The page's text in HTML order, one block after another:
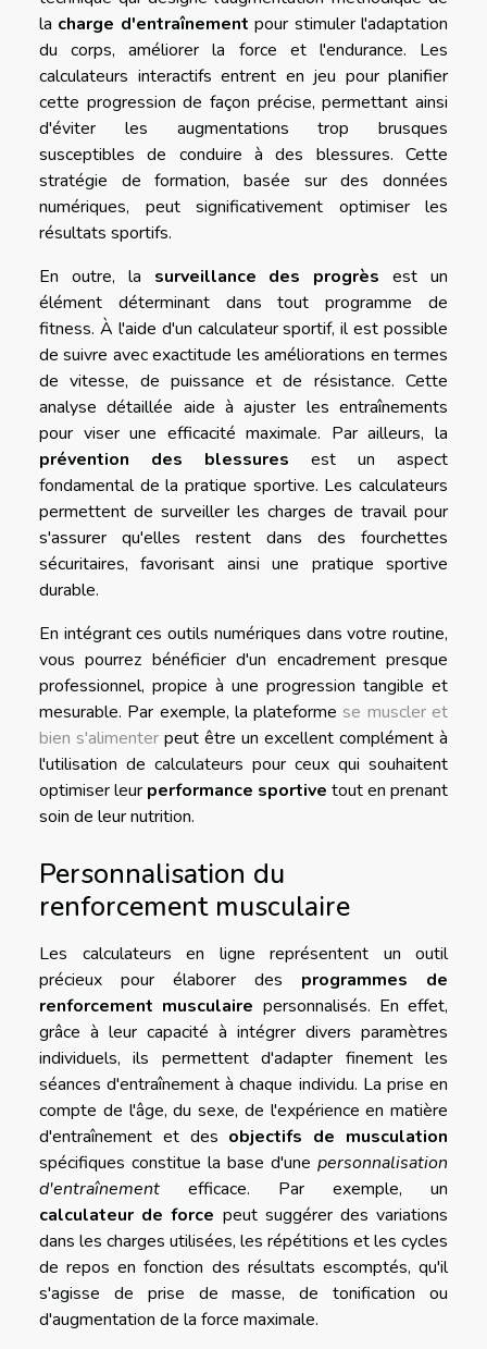
la charge d'entraînement pour stimuler l'adaptation
du corps, améliorer la force et l'endurance. Les
calculateurs interactifs entrent en jeu pour planifier
cette progression de façon précise, permettant ainsi
d'éviter les augmentations trop brusques
susceptibles de conduire à des blessures. Cette
stratégie de formation, basée sur des données
numériques, peut significativement optimiser les
résultats sportifs.
En outre, la surveillance des progrès est un
élément déterminant dans tout programme de
fitness. À l'aide d'un calculateur sportif, il est possible
de suivre avec exactitude les améliorations en termes
de vitesse, de puissance et de résistance. Cette
analyse détaillée aide à ajuster les entraînements
pour viser une efficacité maximale. Par ailleurs, la
prévention des blessures est un aspect
fondamental de la pratique sportive. Les calculateurs
permettent de surveiller les charges de travail pour
s'assurer qu'elles restent dans des fourchettes
sécuritaires, favorisant ainsi une pratique sportive
durable.
En intégrant ces outils numériques dans votre routine,
vous pourrez bénéficier d'un encadrement presque
professionnel, propice à une progression tangible et
mesurable. Par exemple, la plateforme se muscler et
bien s'alimenter peut être un excellent complément à
l'utilisation de calculateurs pour ceux qui souhaitent
optimiser leur performance sportive tout en prenant
soin de leur nutrition.
Personnalisation du
renforcement musculaire
Les calculateurs en ligne représentent un outil
précieux pour élaborer des programmes de
renforcement musculaire personnalisés. En effet,
grâce à leur capacité à intégrer divers paramètres
individuels, ils permettent d'adapter finement les
séances d'entraînement à chaque individu. La prise en
compte de l'âge, du sexe, de l'expérience en matière
d'entraînement et des objectifs de musculation
spécifiques constitue la base d'une personnalisation
d'entraînement efficace. Par exemple, un
calculateur de force peut suggérer des variations
dans les charges utilisées, les répétitions et les cycles
de repos en fonction des résultats escomptés, qu'il
s'agisse de prise de masse, de tonification ou
d'augmentation de la force maximale.